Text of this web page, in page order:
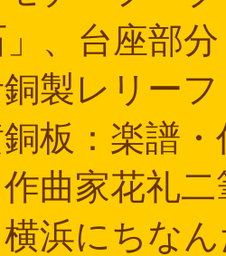
」、台座部
リーフ：
楽譜・作
曲家花礼二
横浜にちな